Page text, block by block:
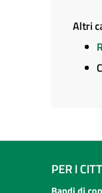
Altri
PER I